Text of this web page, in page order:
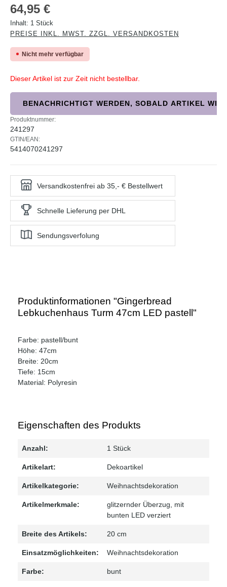
Regulärer Preis:
64,95 €
Inhalt: 1 Stück
PREISE INKL. MWST. ZZGL. VERSANDKOSTEN
Nicht mehr verfügbar
Dieser Artikel ist zur Zeit nicht bestellbar.
BENACHRICHTIGT WERDEN, SOBALD ARTIKEL
Produktnummer:
241297
GTIN/EAN:
5414070241297
Versandkostenfrei ab 35,- € Bestellwert
Schnelle Lieferung per DHL
Sendungsverfolung
Produktinformationen "Gingerbread
Lebkuchenhaus Turm 47cm LED pastell"
Farbe: pastell/bunt
Höhe: 47cm
Breite: 20cm
Tiefe: 15cm
Material: Polyresin
Eigenschaften des Produkts
Anzahl: 1 Stück
Artikelart: Dekoartikel
Artikelkategorie: Weihnachtsdekoration
Artikelmerkmale: glitzernder Überzug , mit
bunten LED verziert
Breite des Artikels: 20 cm
Einsatzmöglichkeiten: Weihnachtsdekoration
Farbe: bunt